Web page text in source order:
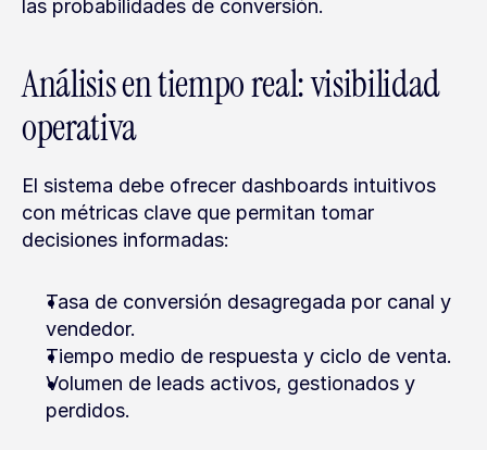
las probabilidades de conversión.
Análisis en tiempo real: visibilidad
operativa
El sistema debe ofrecer dashboards intuitivos
con métricas clave que permitan tomar
decisiones informadas:
Tasa de conversión desagregada por canal y
vendedor.
Tiempo medio de respuesta y ciclo de venta.
Volumen de leads activos, gestionados y
perdidos.